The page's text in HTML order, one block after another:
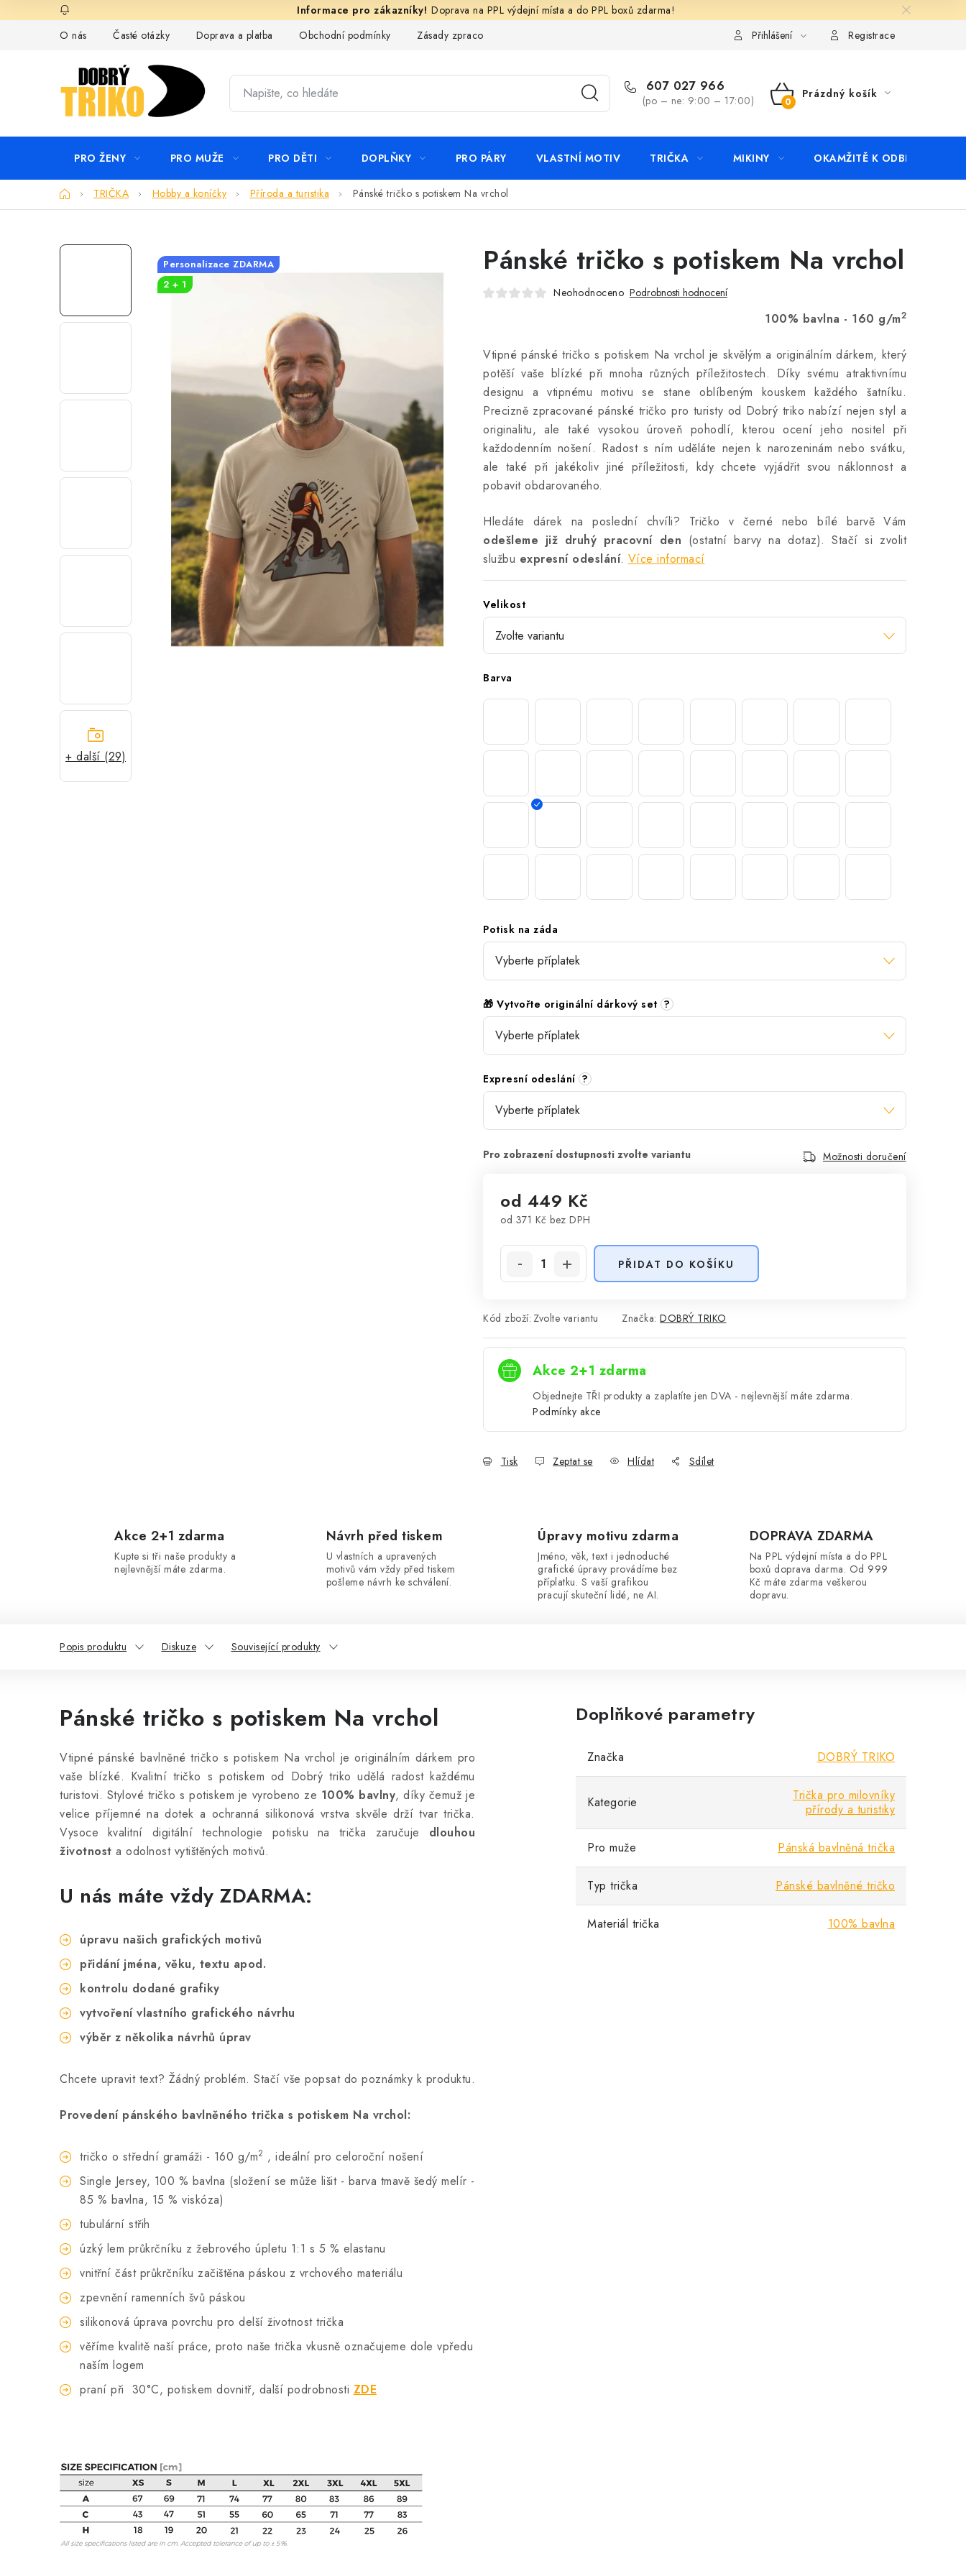
na
Doprava na PPL výdejní místa a do PPL boxů zdarma!
O nás
Časté otázky Doprava a platba Obchodní podmínky Zásady zpracování ochrany osobních údajů KontaktyPřihlášení Registrace
607 027 966
(po – ne: 9:00 – 17:00)
NÁKUPNÍ
Prázdný košík
PRO ŽENY PRO MUŽE PRO DĚTI DOPLŇKY PRO PÁRY VLASTNÍ MOTIV TRIČKA MIKINY OKAMŽITĚ K ODBĚRU
DomůTRIČKA Hobby a koníčky Příroda a turistika Pánské tričko s potiskem Na vrchol
+ další (29)
Pánské tričko s potiskem Na vrchol
Neohodnoceno Podrobnosti hodnocení
100% bavlna - 160 g/m2
Vtipné pánské tričko s potiskem Na vrchol je skvělým a originálním dárkem, který
potěší vaše blízké při mnoha různých příležitostech. Díky svému atraktivnímu
designu a vtipnému motivu se stane oblíbeným kouskem každého šatníku.
Precizně zpracované pánské tričko pro turisty od Dobrý triko nabízí nejen styl a
originalitu, ale také vysokou úroveň pohodlí, kterou ocení jeho nositel při
každodenním nošení. Radost s ním uděláte nejen k narozeninám nebo svátku,
ale také při jakékoliv jiné příležitosti, kdy chcete vyjádřit svou náklonnost a
pobavit obdarovaného.
Hledáte dárek na poslední chvíli? Tričko v černé nebo bílé barvě Vám
odešleme již druhý pracovní den (ostatní barvy na dotaz). Stačí si zvolit
službu expresní odeslání. Více informací
Velikost
Barva
Potisk na záda
🎁 Vytvořte originální dárkový set ?
Expresní odeslání ?
Možnosti doručení
od 449 Kč
od 371 Kč bez DPH
PŘIDAT DO KOŠÍKU
Kód zboží: Zvolte variantu Značka: DOBRÝ TRIKO
Akce 2+1 zdarma
Objednejte TŘI produkty a zaplatíte jen DVA - nejlevnější máte zdarma.
Podmínky akce
Tisk Zeptat se Hlídat Sdílet
Personalizace ZDARMA
2 + 1
Akce 2+1 zdarma
Kupte si tři naše produkty a
nejlevnější máte zdarma.
Návrh před tiskem
U vlastních a upravených
motivů vám vždy před tiskem
pošleme návrh ke schválení.
Úpravy motivu zdarma
Jméno, věk, text i jednoduché
grafické úpravy provádíme bez
příplatku. S vaší grafikou
pracují skuteční lidé, ne AI.
DOPRAVA ZDARMA
Na PPL výdejní místa a do PPL
boxů doprava darma. Od 999
Kč máte zdarma veškerou
dopravu.
Popis produktu Diskuze Související produkty
Pánské tričko s potiskem Na vrchol
Vtipné pánské bavlněné tričko s potiskem Na vrchol je originálním dárkem pro
vaše blízké. Kvalitní tričko s potiskem od Dobrý triko udělá radost každému
turistovi. Stylové tričko s potiskem je vyrobeno ze 100% bavlny, díky čemuž je
velice příjemné na dotek a ochranná silikonová vrstva skvěle drží tvar trička.
Vysoce kvalitní digitální technologie potisku na trička zaručuje dlouhou
životnost a odolnost vytištěných motivů.
U nás máte vždy ZDARMA:
úpravu našich grafických motivů
přidání jména, věku, textu apod.
kontrolu dodané grafiky
vytvoření vlastního grafického návrhu
výběr z několika návrhů úprav
Chcete upravit text? Žádný problém. Stačí vše popsat do poznámky k produktu.
Provedení pánského bavlněného trička s potiskem Na vrchol:
tričko o střední gramáži - 160 g/m2 , ideální pro celoroční nošení
Single Jersey, 100 % bavlna (složení se může lišit - barva tmavě šedý melír -
85 % bavlna, 15 % viskóza)
tubulární střih
úzký lem průkrčníku z žebrového úpletu 1:1 s 5 % elastanu
vnitřní část průkrčníku začištěna páskou z vrchového materiálu
zpevnění ramenních švů páskou
silikonová úprava povrchu pro delší životnost trička
věříme kvalitě naší práce, proto naše trička vkusně označujeme dole vpředu
naším logem
praní při 30°C, potiskem dovnitř, další podrobnosti ZDE
Doplňkové parametry
Značka DOBRÝ TRIKO
Kategorie
Trička pro milovníky
přírody a turistiky
Pro muže Pánská bavlněná trička
Typ trička Pánské bavlněné tričko
Materiál trička 100% bavlna